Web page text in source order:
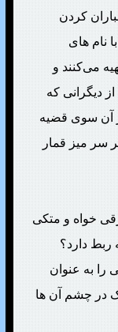
کردن
نام های
می‌کنند و
دیگرانی که
آن سوی قضیه
سر میز قمار
خواه و متکی
دارد؟
را به عنوان
در چشم آن ها